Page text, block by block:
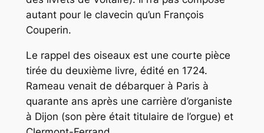
autant pour le clavecin qu’un François
Couperin.
Le rappel des oiseaux est une courte pièce
tirée du deuxième livre, édité en 1724.
Rameau venait de débarquer à Paris à
quarante ans après une carrière d’organiste
à Dijon (son père était titulaire de l’orgue) et